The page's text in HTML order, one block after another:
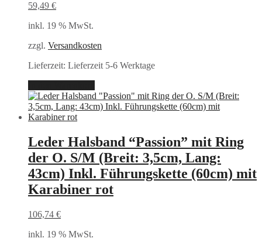
59,49 €
inkl. 19 % MwSt.
zzgl. Versandkosten
Lieferzeit: Lieferzeit 5-6 Werktage
Leder Halsband “Passion” mit Ring
der O. S/M (Breit: 3,5cm, Lang:
43cm) Inkl. Führungskette (60cm) mit
Karabiner rot
106,74 €
inkl. 19 % MwSt.